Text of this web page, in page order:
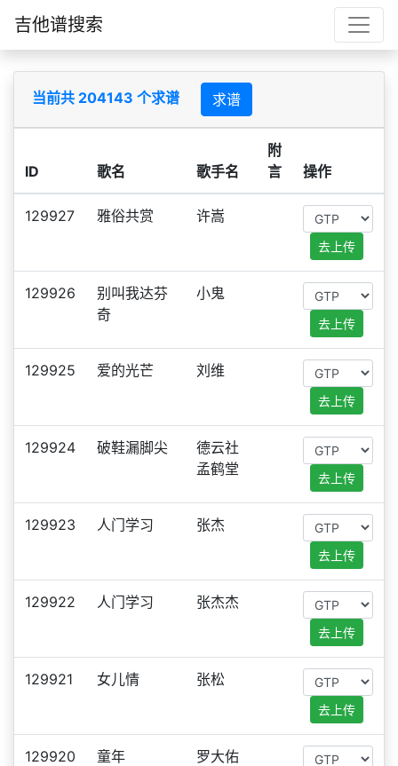
吉他谱搜索
当前共 204143 个求谱 求谱
ID 歌名 歌手名
附
言
操作
129927 雅俗共赏 许嵩
去上传
129926
别叫我达芬
奇
小鬼
去上传
129925 爱的光芒 刘维
去上传
129924 破鞋漏脚尖
德云社
孟鹤堂
去上传
129923 人门学习 张杰
去上传
129922 人门学习 张杰杰
去上传
129921 女儿情 张松
去上传
129920 童年 罗大佑